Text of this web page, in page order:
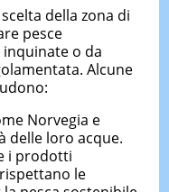
della zona di
pesce
o da
Alcune
Norvegia e
delle loro acque.
i prodotti
le